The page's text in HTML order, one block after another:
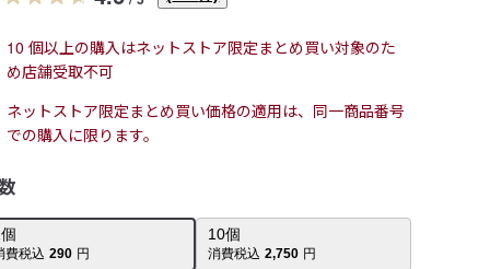
10 個以上の購入はネットストア限定まとめ買い対象のた
め店舗受取不可
ネットストア限定まとめ買い価格の適用は、同一商品番号
での購入に限ります。
個
費税込 290 円
10個
消費税込 2,750 円